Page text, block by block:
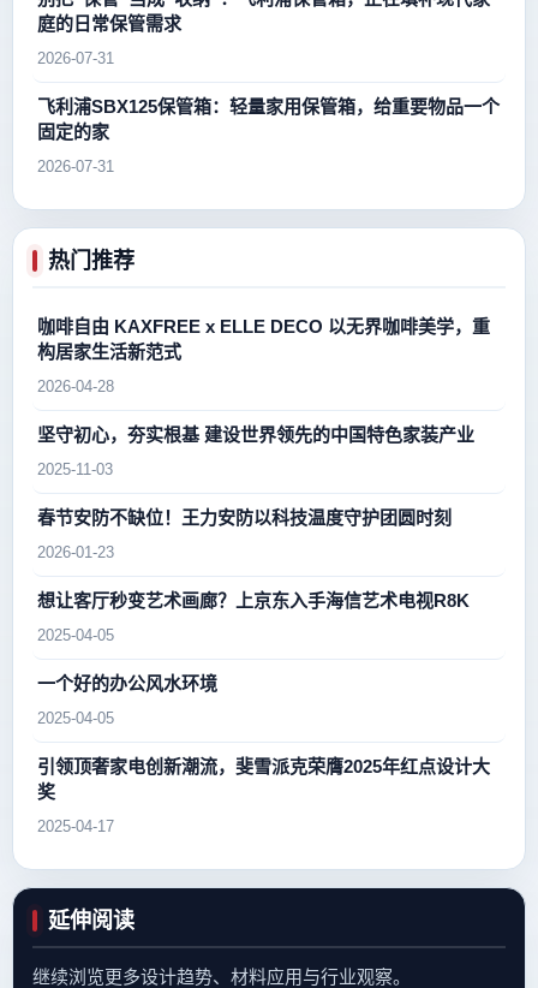
庭的日常保管需求
2026-07-31
飞利浦SBX125保管箱：轻量家用保管箱，给重要物品一个
固定的家
2026-07-31
热门推荐
咖啡自由 KAXFREE x ELLE DECO 以无界咖啡美学，重
构居家生活新范式
2026-04-28
坚守初心，夯实根基 建设世界领先的中国特色家装产业
2025-11-03
春节安防不缺位！王力安防以科技温度守护团圆时刻
2026-01-23
想让客厅秒变艺术画廊？上京东入手海信艺术电视R8K
2025-04-05
一个好的办公风水环境
2025-04-05
引领顶奢家电创新潮流，斐雪派克荣膺2025年红点设计大
奖
2025-04-17
延伸阅读
继续浏览更多设计趋势、材料应用与行业观察。